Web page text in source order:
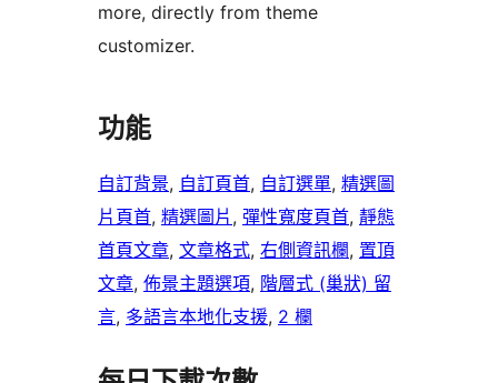
more, directly from theme
customizer.
功能
自訂背景, 自訂頁首, 自訂選單, 精選圖
片頁首, 精選圖片 , 彈性寬度頁首, 靜態
首頁文章, 文章格式, 右側資訊欄, 置頂
文章, 佈景主題選項, 階層式 (巢狀) 留
言, 多語言本地化支援, 2 欄